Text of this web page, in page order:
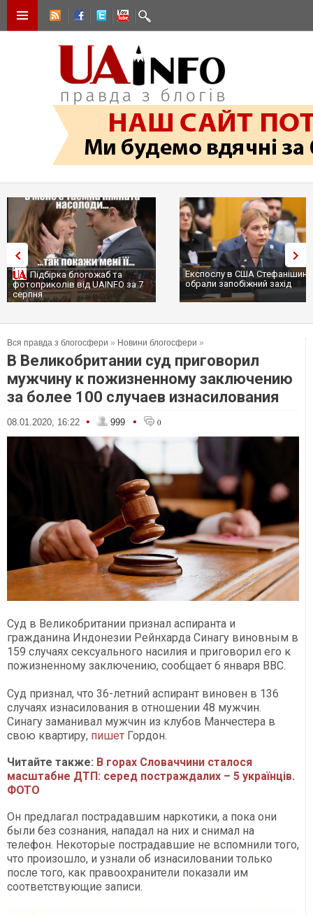
Підбірка блогожаб та
фотоприколів від UAINFO за 7
серпня
Експослу в США Стефанішиній
обрали запобіжний захід
Вся правда з блогосфери » Новини блогосфери »
В Великобритании суд приговорил
мужчину к пожизненному заключению
за более 100 случаев изнасилования
08.01.2020, 16:22 • 999 • 0
Суд в Великобритании признал аспиранта и
гражданина Индонезии Рейнхарда Синагу виновным в
159 случаях сексуального насилия и приговорил его к
пожизненному заключению, сообщает 6 января ВВС.
Суд признал, что 36-летний аспирант виновен в 136
случаях изнасилования в отношении 48 мужчин.
Синагу заманивал мужчин из клубов Манчестера в
свою квартиру, пишет Гордон.
Читайте также: В горах Словаччини сталося
масштабне ДТП: серед постраждалих – 5 українців.
ФОТО
Он предлагал пострадавшим наркотики, а пока они
были без сознания, нападал на них и снимал на
телефон. Некоторые пострадавшие не вспомнили того,
что произошло, и узнали об изнасиловании только
после того, как правоохранители показали им
соответствующие записи.